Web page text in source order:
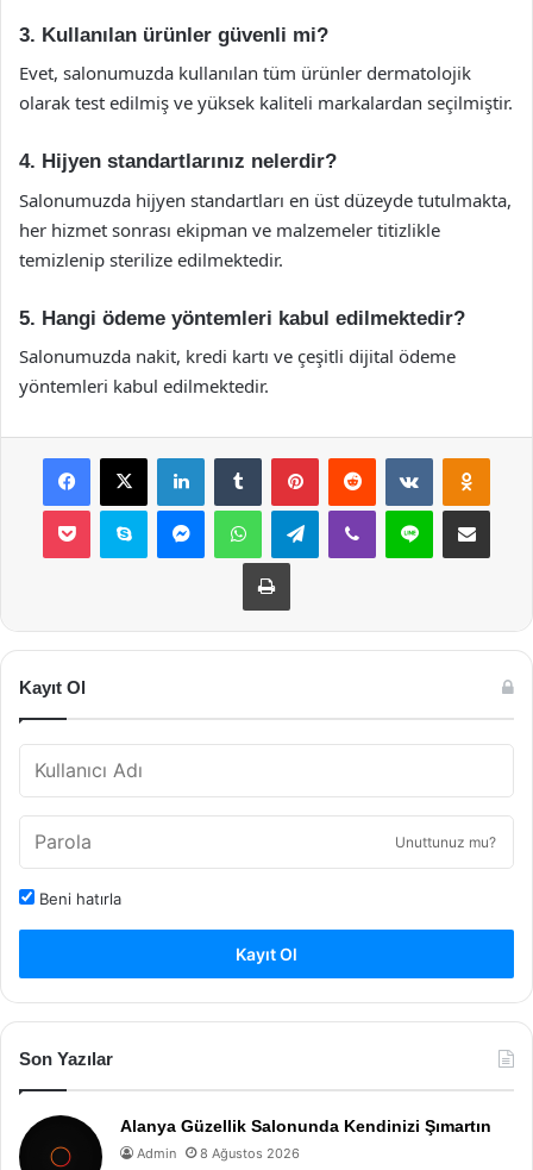
3. Kullanılan ürünler güvenli mi?
Evet, salonumuzda kullanılan tüm ürünler dermatolojik
olarak test edilmiş ve yüksek kaliteli markalardan seçilmiştir.
4. Hijyen standartlarınız nelerdir?
Salonumuzda hijyen standartları en üst düzeyde tutulmakta,
her hizmet sonrası ekipman ve malzemeler titizlikle
temizlenip sterilize edilmektedir.
5. Hangi ödeme yöntemleri kabul edilmektedir?
Salonumuzda nakit, kredi kartı ve çeşitli dijital ödeme
yöntemleri kabul edilmektedir.
Facebook
X LinkedInTumblr PinterestReddit VKontakte
Pocket Skype MessengerWhatsAppTelegramViber Line E-Posta ile
Yazdır
Kayıt Ol
Unuttunuz mu?
Beni hatırla
Kayıt Ol
Son Yazılar
Alanya Güzellik Salonunda Kendinizi Şımartın
Admin 8 Ağustos 2026